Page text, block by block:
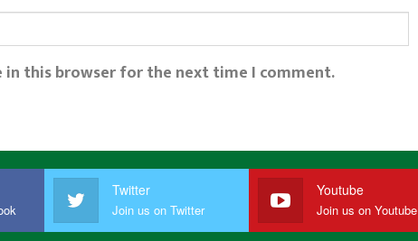
in this browser for the next time I comment.
Twitter
Join us on Twitter
Youtube
Join us on Youtube